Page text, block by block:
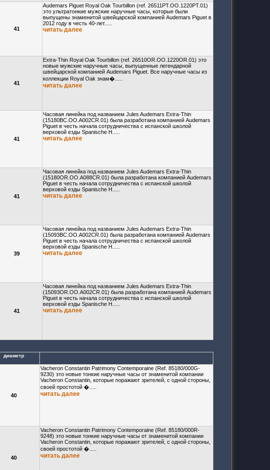
41
Audemars Piguet Royal Oak Tourbillon (ref. 26511PT.OO.1220PT.01)
это ультратонкие мужские наручные часы, которые были
выпущены знаменитой швейцарской компанией Audemars Piguet в
2012 году в честь 40-лет.....
читать далее
41
Extra-Thin Royal Oak Tourbillon (ref. 26510OR.OO.1220OR.01) это
новые мужские наручные часы, выпущенные легендарной
швейцарской компанией Audemars Piguet. Все наручные часы из
коллекции Royal Oak знам�.....
читать далее
41
Часовая линейка под названием Jules Audemars Extra-Thin
(15180BC.OO.A002CR.01) была разработана компанией Audemars
Piguet в честь начала сотрудничества с испанской школой
верховой езды Spanische H.....
читать далее
41
Часовая линейка под названием Jules Audemars Extra-Thin
(15180OR.OO.A088CR.01) была разработана компанией Audemars
Piguet в честь начала сотрудничества с испанской школой
верховой езды Spanische H.....
читать далее
39
Часовая линейка под названием Jules Audemars Extra-Thin
(15093BC.OO.A002CR.01) была разработана компанией Audemars
Piguet в честь начала сотрудничества с испанской школой
верховой езды Spanische H.....
читать далее
41
Часовая линейка под названием Jules Audemars Extra-Thin
(15093OR.OO.A002CR.01) была разработана компанией Audemars
Piguet в честь начала сотрудничества с испанской школой
верховой езды Spanische H.....
читать далее
диаметр
40
Vacheron Constantin Patrimony Contemporaine (Ref. 85180/000G-
9230) это новые тонкие наручные часы от знаменитой компании
Vacheron Constantin, которые поражают зрителей, с одной стороны,
своей простотой �.....
читать далее
40
Vacheron Constantin Patrimony Contemporaine (Ref. 85180/000R-
9248) это новые тонкие наручные часы от знаменитой компании
Vacheron Constantin, которые поражают зрителей, с одной стороны,
своей простотой �.....
читать далее